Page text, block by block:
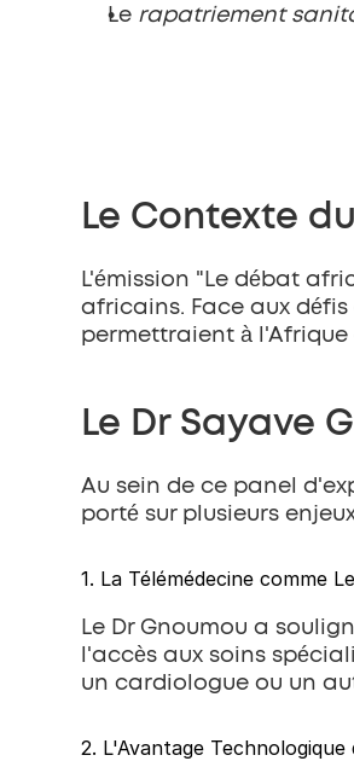
Le rapatriement
Le Contexte
L'émission "Le débat
africains. Face aux
permettraient à
Le Dr Sayave
Au sein de ce panel
porté sur plusieurs
1. La Télémédecine comme
Le Dr Gnoumou a
l'accès aux soins
un cardiologue ou un
2. L'Avantage